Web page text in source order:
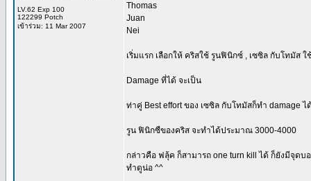
LV.62 Exp 100
122299 Potch
เข้าร่วม: 11 Mar 2007
Thomas
Juan
Nei
เริ่มแรก เลือกให้ คริสใช้ รูนฟินิกซ์ , เซซิล กับโทมัส
Damage ที่ได้ จะเป็น
ท่าคู่ Best effort ของ เซซิล กับโทมัสก็ทำ damage
รูน ฟินิกซืของคริส จะทำได้ประมาณ 3000-4000
กล่าวคือ ฟลุ้ค ก็สามารถ one turn kill ได้ ก็ยังมีจุด
ทำดูน่อ ^^